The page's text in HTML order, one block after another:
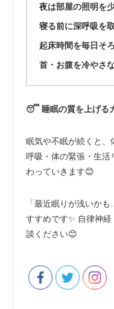
夜は部屋の照明を
寝る前に深呼吸を
起床時間を毎日そ
首・お腹を冷やさ
😴 睡眠の質を上げる
眠気や不眠が続くと、
呼吸・体の緊張・生活
わっていきます😊
「最近眠りが浅いか
すすめです✨ 自律神
談ください😊